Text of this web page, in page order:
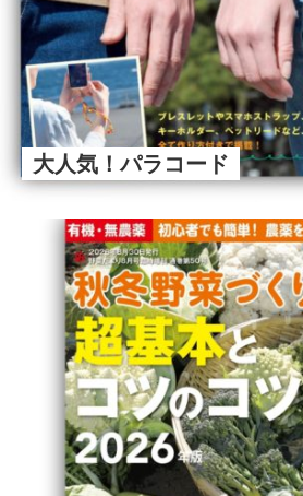
大人気！パラコード